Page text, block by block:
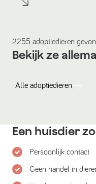
2255 adoptiedieren
Bekijk ze
Alle adoptiedieren
Een huisdier
Persoonlijk contact
Geen handel in